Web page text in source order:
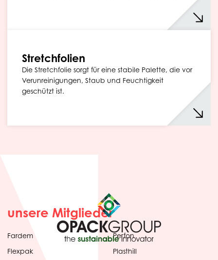
Stretchfolien
Die Stretchfolie sorgt für eine stabile Palette, die vor
Verunreinigungen, Staub und Feuchtigkeit
geschützt ist.
unsere Mitglieder
Fardem
Flexpak
Perfon
Plasthill